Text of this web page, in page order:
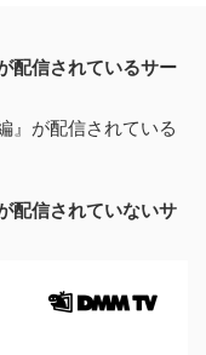
配信されているサー
』が配信されている
配信されていないサ